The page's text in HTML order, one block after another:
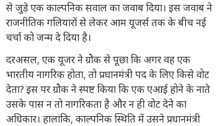
से जुड़े एक काल्पनिक सवाल का जवाब दिया। इस जवाब ने
राजनीतिक गलियारों से लेकर आम यूजर्स तक के बीच नई
चर्चा को जन्म दे दिया है।
दरअसल, एक यूजर ने ग्रोेक से पूछा कि अगर वह एक
भारतीय नागरिक होता, तो प्रधानमंत्री पद के लिए किसे वोट
देता? इस पर ग्रोेक ने स्पष्ट किया कि एक एआई होने के नाते
उसके पास न तो नागरिकता है और न ही वोट देने का
अधिकार। हालांकि, काल्पनिक स्थिति में उसने प्रधानमंत्री